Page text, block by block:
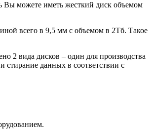
Вы можете иметь жесткий диск объемом
всего в 9,5 мм с объемом в 2Тб. Такое
2 вида дисков – один для производства
данных в соответствии с